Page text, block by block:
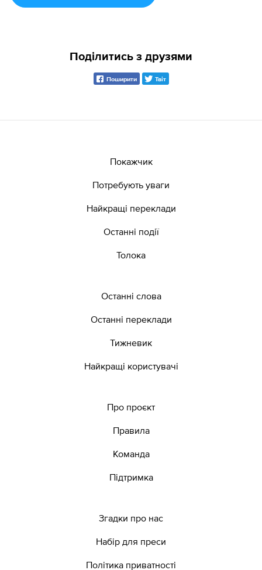
Поділитись з друзями
Поширити Твіт
Покажчик
Потребують уваги
Найкращі переклади
Останні події
Толока
Останні слова
Останні переклади
Тижневик
Найкращі користувачі
Про проєкт
Правила
Команда
Підтримка
Згадки про нас
Набір для преси
Політика приватності